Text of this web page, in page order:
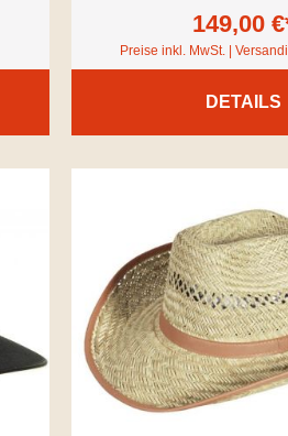
149,00
Preise inkl. MwSt. |
DETAILS